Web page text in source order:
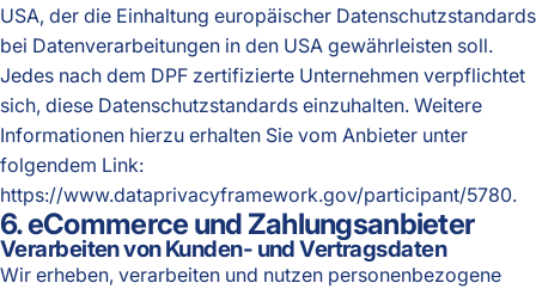
USA, der die Einhaltung europäischer Datenschutzstandards
bei Datenverarbeitungen in den USA gewährleisten soll.
Jedes nach dem DPF zertifizierte Unternehmen verpflichtet
sich, diese Datenschutzstandards einzuhalten. Weitere
Informationen hierzu erhalten Sie vom Anbieter unter
folgendem Link:
https://www.dataprivacyframework.gov/participant/5780.
6. eCommerce und Zahlungs­anbieter
Verarbeiten von Kunden- und Vertragsdaten
Wir erheben, verarbeiten und nutzen personenbezogene